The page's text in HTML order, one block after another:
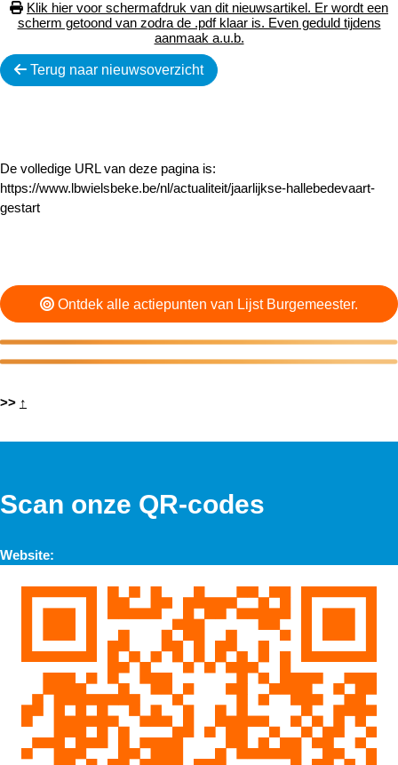
Klik hier voor schermafdruk van dit nieuwsartikel. Er wordt een
scherm getoond van zodra de .pdf klaar is. Even geduld tijdens
aanmaak a.u.b.
Terug naar nieuwsoverzicht
De volledige URL van deze pagina is:
https://www.lbwielsbeke.be/nl/actualiteit/jaarlijkse-hallebedevaart-
gestart
Ontdek alle actiepunten van Lijst Burgemeester.
>> ↑
Scan onze QR-codes
Website: